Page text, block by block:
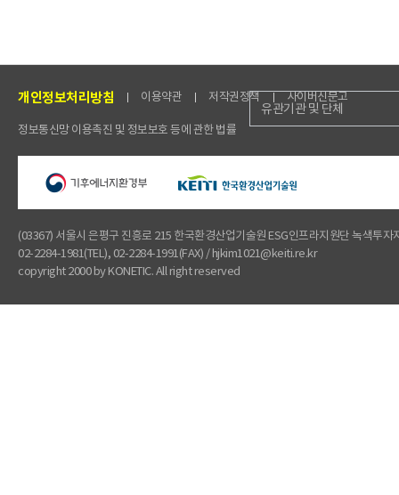
개인정보처리방침 이용약관 저작권정책 사이버신문고
정보통신망 이용촉진 및 정보보호 등에 관한 법률
유관기관 및 단체
(03367) 서울시 은평구 진흥로 215 한국환경산업기술원 ESG인프라지원단 녹색투자
02-2284-1981(TEL), 02-2284-1991(FAX) / hjkim1021@keiti.re.kr
copyright 2000 by KONETIC. All right reserved